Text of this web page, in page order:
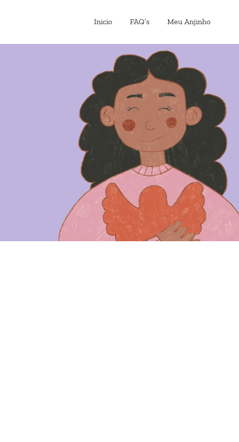
Inicio FAQ’s Meu Anjinho